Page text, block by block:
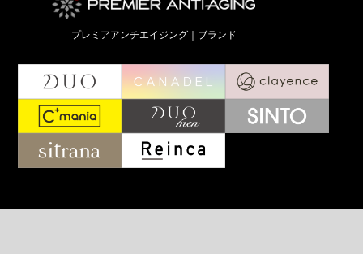
プレミアアンチエイジング｜ブランド